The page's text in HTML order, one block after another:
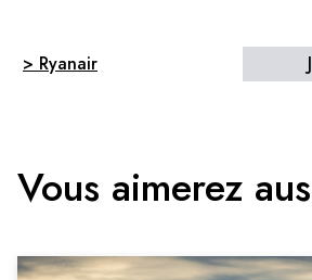
> Ryanair
Vous aimerez